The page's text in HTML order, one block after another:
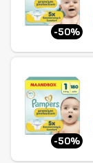
-50%
-50%